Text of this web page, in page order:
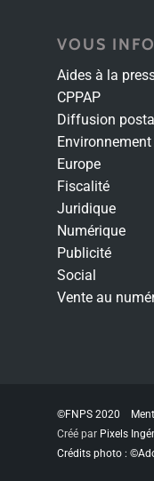
VOUS
Aides à la
CPPAP
Diffusion
Environnement
Europe
Fiscalité
Juridique
Numérique
Publicité
Social
Vente au
©FNPS 2020
Créé par Pixels
Crédits photo :